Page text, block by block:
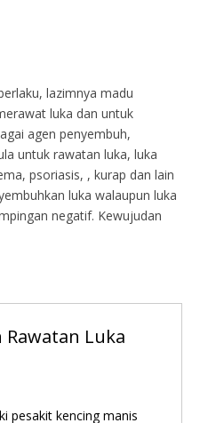
lazimnya madu
luka dan untuk
agen penyembuh,
untuk rawatan luka, luka
psoriasis, , kurap dan lain
luka walaupun luka
negatif. Kewujudan
Luka
pesakit kencing manis